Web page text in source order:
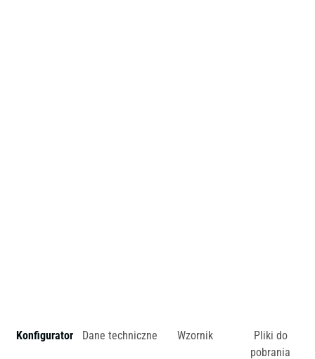
Dostępny w różnych konfiguracjach kolorystycznych.
Konfigurator Dane techniczne Wzornik
Pliki do
pobrania